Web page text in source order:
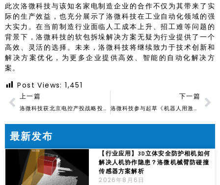
此次洛微科技与该知名家电制造企业的合作不仅为其带来了实
际的生产效益，也充分展示了洛微科技在工业自动化领域的强
大实力。在当前制造行业面临人工成本上升、招工难等问题的
背景下，洛微科技的软包拆垛解决方案无疑为行业提供了一个
高效、灵活的选择。未来，洛微科技将继续致力于技术创新和
解决方案优化，为更多企业提供高效、智能的自动化解决方
案。
Post Views: 1,451
上一篇
洛微科技获北京电控产投战略投资，开启发展新篇章
下一篇
洛微科技参与起草《机器人用激光雷达通用技术条件》标准正式发布
最新发布
【行业应用】3D立体安全防护相机如何
解决人机协作隐患？洛微机械臂防碰撞
传感器方案解析
2026年8月6日